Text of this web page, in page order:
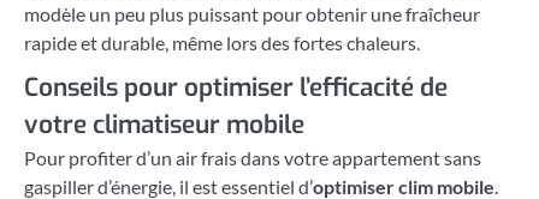
modèle un peu plus puissant pour obtenir une fraîcheur
rapide et durable, même lors des fortes chaleurs.
Conseils pour optimiser l’efficacité de
votre climatiseur mobile
Pour profiter d’un air frais dans votre appartement sans
gaspiller d’énergie, il est essentiel d’optimiser clim mobile